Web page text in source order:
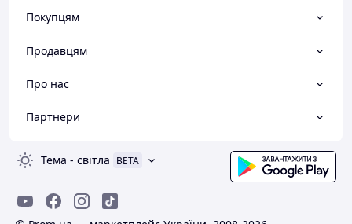
Покупцям
Продавцям
Про нас
Партнери
Тема - світла BETA